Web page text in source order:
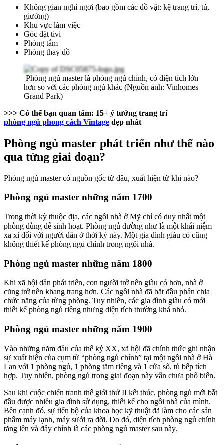
Không gian nghỉ ngơi (bao gồm các đồ vật: kệ trang trí, tủ,
giường)
Khu vực làm việc
Góc đặt tivi
Phòng tắm
Phòng thay đồ
Phòng ngủ master là phòng ngủ chính, có diện tích lớn
hơn so với các phòng ngủ khác (Nguồn ảnh: Vinhomes
Grand Park)
>>> Có thể bạn quan tâm: 15+ ý tưởng trang trí
phòng ngủ phong cách Vintage đẹp nhất
Phòng ngủ master phát triển như thế nào
qua từng giai đoạn?
Phòng ngủ master có nguồn gốc từ đâu, xuất hiện từ khi nào?
Phòng ngủ master những năm 1700
Trong thời kỳ thuộc địa, các ngôi nhà ở Mỹ chỉ có duy nhất một
phòng dùng để sinh hoạt. Phòng ngủ dường như là một khái niệm
xa xỉ đối với người dân ở thời kỳ này. Một gia đình giàu có cũng
không thiết kế phòng ngủ chính trong ngôi nhà.
Phòng ngủ master những năm 1800
Khi xã hội dần phát triển, con người trở nên giàu có hơn, nhà ở
cũng trở nên khang trang hơn. Các ngôi nhà đã bắt đầu phân chia
chức năng của từng phòng. Tuy nhiên, các gia đình giàu có mới
thiết kế phòng ngủ riêng nhưng diện tích thường khá nhỏ.
Phòng ngủ master những năm 1900
Vào những năm đầu của thế kỷ XX, xã hội đã chính thức ghi nhận
sự xuất hiện của cụm từ “phòng ngủ chính” tại một ngôi nhà ở Hà
Lan với 1 phòng ngủ, 1 phòng tắm riêng và 1 cửa sổ, tủ bếp tích
hợp. Tuy nhiên, phòng ngủ trong giai đoạn này vẫn chưa phổ biến.
Sau khi cuộc chiến tranh thế giới thứ II kết thúc, phòng ngủ mới bắt
đầu được nhiều gia đình sử dụng, thiết kế cho ngôi nhà của mình.
Bên cạnh đó, sự tiến bộ của khoa học kỹ thuật đã làm cho các sản
phẩm máy lạnh, máy sưởi ra đời. Do đó, diện tích phòng ngủ chính
tăng lên và đây chính là các phòng ngủ master sau này.